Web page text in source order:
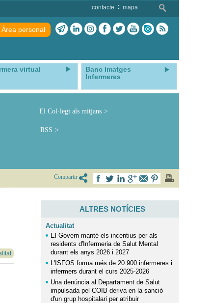
contacte mapa
Àrea personal
virtual
Banc Imatges
Infermeres
El Col·legi als mitjans
RSS
Compartir
ALTRES NOTÍCIES
Actualitat
El Govern manté els incentius per als
residents d'Infermeria de Salut Mental
durant els anys 2026 i 2027
L'ISFOS forma més de 20.900 infermeres i
infermers durant el curs 2025-2026
Una denúncia al Departament de Salut
impulsada pel COIB deriva en la sanció
d'un grup hospitalari per atribuir